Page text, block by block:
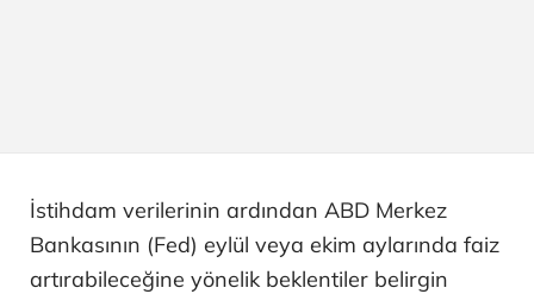
İstihdam verilerinin ardından ABD Merkez
Bankasının (Fed) eylül veya ekim aylarında faiz
artırabileceğine yönelik beklentiler belirgin